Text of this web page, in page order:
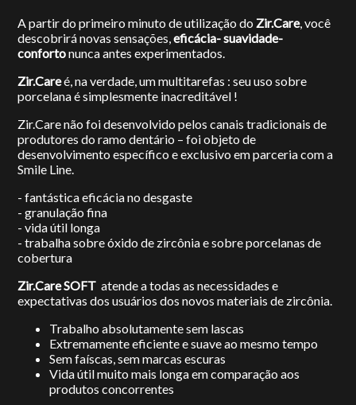
A partir do primeiro minuto de utilização do Zir.Care, você
descobrirá novas sensações,eficácia- suavidade-
confortonunca antes experimentados.
Zir.Careé, na verdade, um multitarefas : seu uso sobre
porcelana é simplesmente inacreditável !
Zir.Care não foi desenvolvido pelos canais tradicionais de
produtores do ramo dentário – foi objeto de
desenvolvimento específico e exclusivo em parceria com a
Smile Line.
- fantástica eficácia no desgaste
- granulação fina
- vida útil longa
- trabalha sobre óxido de zircônia e sobre porcelanas de
cobertura
Zir.Care SOFT atende a todas as necessidades e
expectativas dos usuários dos novos materiais de zircônia.
Trabalho absolutamente sem lascas
Extremamente eficiente e suave ao mesmo tempo
Sem faíscas, sem marcas escuras
Vida útil muito mais longa em comparação aos
produtos concorrentes